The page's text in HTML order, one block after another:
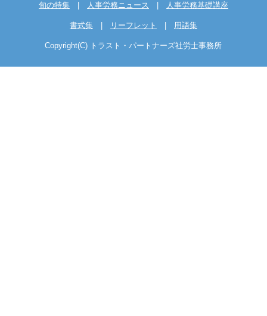
旬の特集 人事労務ニュース 人事労務基礎講座
書式集 リーフレット 用語集
Copyright(C) トラスト・パートナーズ社労士事務所